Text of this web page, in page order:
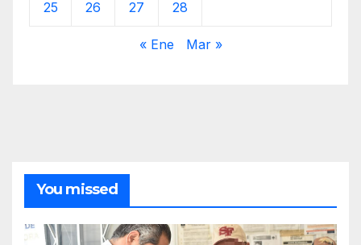
25 26 27 28
« Ene Mar »
You missed